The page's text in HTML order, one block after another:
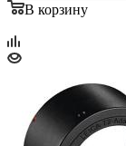
В корзину